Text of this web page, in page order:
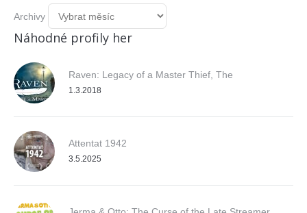
Archivy
Náhodné profily her
Raven: Legacy of a Master Thief, The
1.3.2018
Attentat 1942
3.5.2025